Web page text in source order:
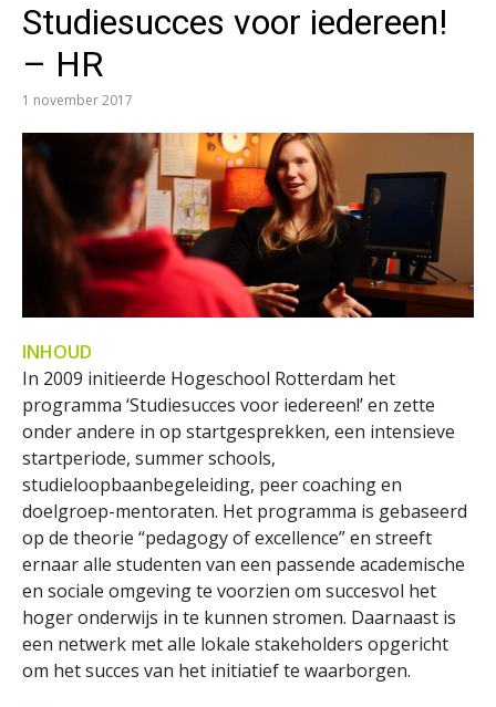
Studiesucces voor iedereen!
– HR
1 november 2017
INHOUD
In 2009 initieerde Hogeschool Rotterdam het
programma ‘Studiesucces voor iedereen!’ en zette
onder andere in op startgesprekken, een intensieve
startperiode, summer schools,
studieloopbaanbegeleiding, peer coaching en
doelgroep-mentoraten. Het programma is gebaseerd
op de theorie “pedagogy of excellence” en streeft
ernaar alle studenten van een passende academische
en sociale omgeving te voorzien om succesvol het
hoger onderwijs in te kunnen stromen. Daarnaast is
een netwerk met alle lokale stakeholders opgericht
om het succes van het initiatief te waarborgen.